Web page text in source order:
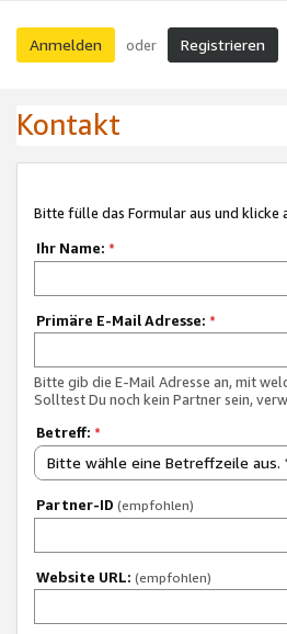
Anmelden oder Registrieren
Kontakt
Bitte fülle das Formular aus und klicke
Ihr Name: *
Primäre E-Mail Adresse: *
Bitte gib die E-Mail Adresse an, mit
Solltest Du noch kein Partner sein,
Betreff: *
Bitte wähle eine Betreffzeile aus.
Partner-ID (empfohlen)
Website URL: (empfohlen)